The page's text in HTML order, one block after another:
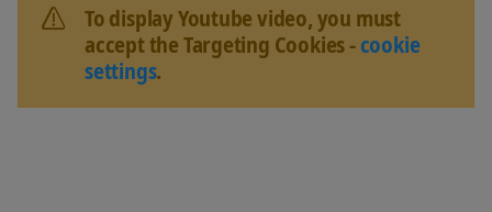
To display Youtube video, you must
accept the Targeting Cookies -cookie
settings.